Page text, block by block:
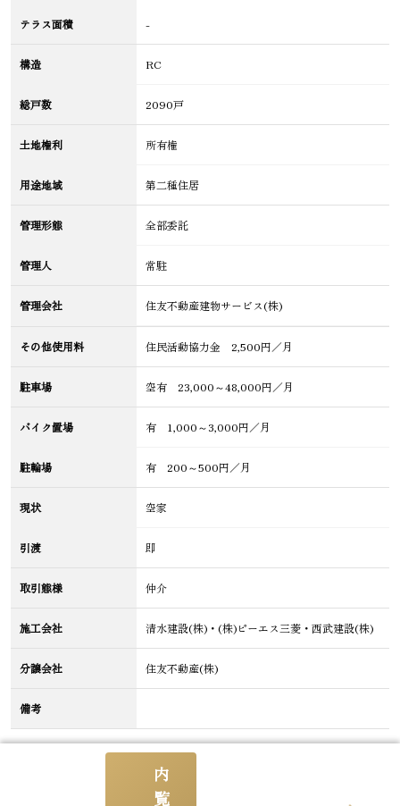
テラス面積 -
構造 RC
総戸数 2090戸
土地権利 所有権
用途地域 第二種住居
管理形態 全部委託
管理人 常駐
管理会社 住友不動産建物サービス(株)
その他使用料 住民活動協力金 2,500円／月
駐車場 空有 23,000～48,000円／月
バイク置場 有 1,000～3,000円／月
駐輪場 有 200～500円／月
現状 空家
引渡 即
取引態様 仲介
施工会社 清水建設(株)・(株)ピーエス三菱・西武建設(株)
分譲会社 住友不動産(株)
備考
更新予定日
内
覧